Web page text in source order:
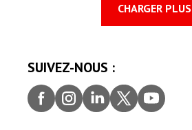
CHARGER PLUS
SUIVEZ-NOUS :
Faceb
ook
Insta
gram
Linke
dIn
Twitt
er
youtu
be